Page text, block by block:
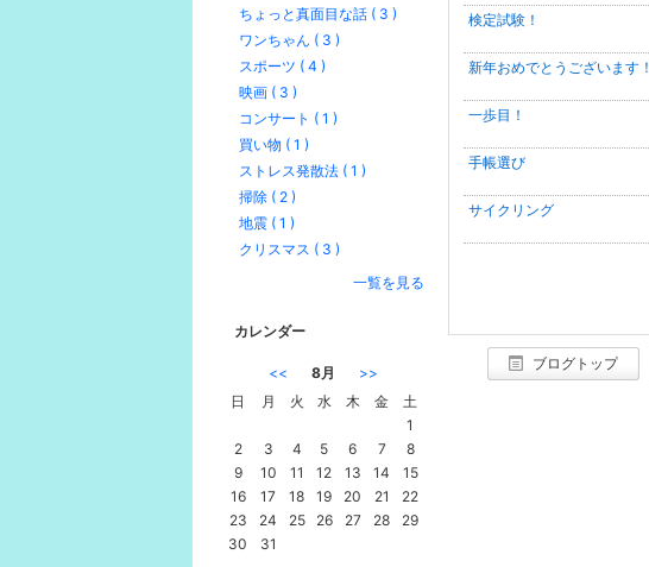
検定試験！
新年おめでとうございます！
一歩目！
手帳選び
サイクリング
ブログトップ
ちょっと真面目な話 ( 3 )
ワンちゃん ( 3 )
スポーツ ( 4 )
映画 ( 3 )
コンサート ( 1 )
買い物 ( 1 )
ストレス発散法 ( 1 )
掃除 ( 2 )
地震 ( 1 )
クリスマス ( 3 )
一覧を見る
カレンダー
<< 8月
>>
日
月 火 水 木 金
土
1
2
3 4 5 6 7
8
9
10 11 12 13 14
15
16
17 18 19 20 21
22
23
24 25 26 27 28
29
30
31